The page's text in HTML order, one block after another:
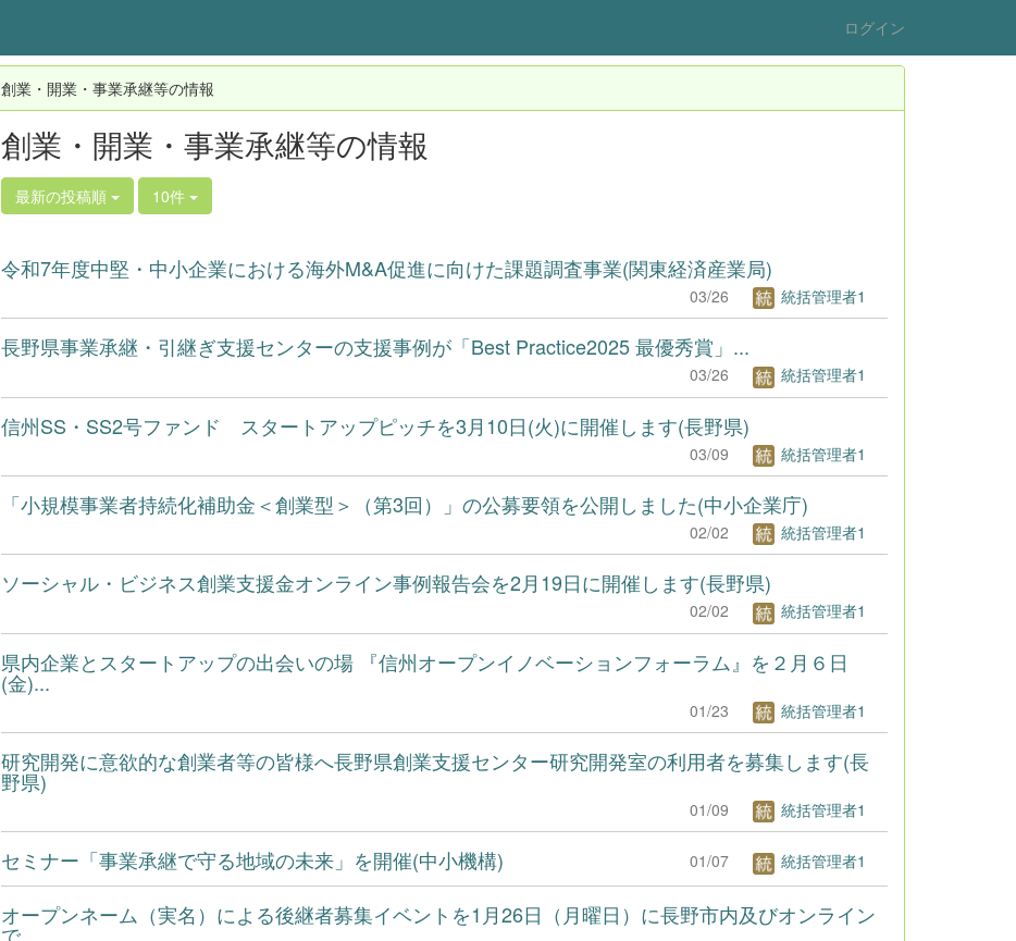
ログイン
創業・開業・事業承継等の情報
創業・開業・事業承継等の情報
最新の投稿順 10件
令和7年度中堅・中小企業における海外M&A促進に向けた課題調査事業(関東経済産業局)
03/26 統括管理者1
長野県事業承継・引継ぎ支援センターの支援事例が「Best Practice2025 最優秀賞」...
03/26 統括管理者1
信州SS・SS2号ファンド スタートアップピッチを3月10日(火)に開催します(長野県)
03/09 統括管理者1
「小規模事業者持続化補助金＜創業型＞（第3回）」の公募要領を公開しました(中小企業庁)
02/02 統括管理者1
ソーシャル・ビジネス創業支援金オンライン事例報告会を2月19日に開催します(長野県)
02/02 統括管理者1
県内企業とスタートアップの出会いの場 『信州オープンイノベーションフォーラム』を２月６日
(金)...
01/23 統括管理者1
研究開発に意欲的な創業者等の皆様へ長野県創業支援センター研究開発室の利用者を募集します(長
野県)
01/09 統括管理者1
セミナー「事業承継で守る地域の未来」を開催(中小機構) 01/07 統括管理者1
オープンネーム（実名）による後継者募集イベントを1月26日（月曜日）に長野市内及びオンライン
で...